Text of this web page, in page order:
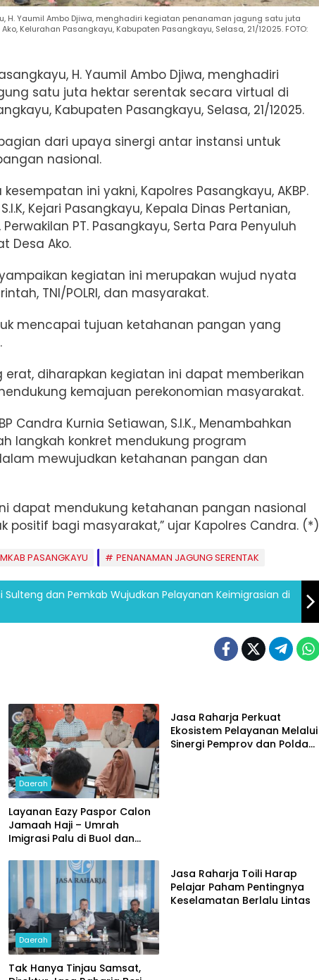
H. Yaumil Ambo Djiwa, menghadiri kegiatan penanaman jagung satu juta
Kelurahan Pasangkayu, Kabupaten Pasangkayu, Selasa, 21/12025. FOTO:
H. Yaumil Ambo Djiwa, menghadiri
satu juta hektar serentak secara virtual di
Kabupaten Pasangkayu, Selasa, 21/12025.
dari upaya sinergi antar instansi untuk
nasional.
ini yakni, Kapolres Pasangkayu, AKBP.
Kejari Pasangkayu, Kepala Dinas Pertanian,
PT. Pasangkayu, Serta Para Penyuluh
Desa Ako.
kegiatan ini merupakan wujud nyata
TNI/POLRI, dan masyarakat.
mencapai tujuan ketahanan pangan yang
erat, diharapkan kegiatan ini dapat memberikan
kemajuan perekonomian masyarakat.
Candra Kurnia Setiawan, S.I.K., Menambahkan
langkah konkret mendukung program
mewujudkan ketahanan pangan dan
dapat mendukung ketahanan pangan nasional
positif bagi masyarakat,” ujar Kapolres Candra. (*)
PASANGKAYU PENANAMAN JAGUNG SERENTAK
Sulteng dan Pemkab Wujudkan Pelayanan Keimigrasian di
Daerah
Layanan Eazy Paspor Calon
Jamaah Haji – Umrah
Imigrasi Palu di Buol dan
Jasa Raharja Perkuat
Ekosistem Pelayanan Melalui
Sinergi Pemprov dan Polda
Daerah
Tak Hanya Tinjau Samsat,
Jasa Raharja Toili Harap
Pelajar Paham Pentingnya
Keselamatan Berlalu Lintas